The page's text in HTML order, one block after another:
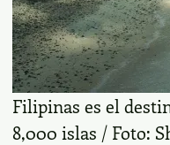
Filipinas es el
8,000 islas / Foto: